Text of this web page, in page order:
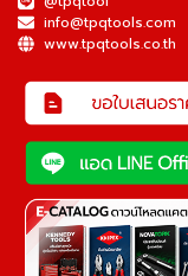
info@tpqtools.com
www.tpqtools.co.th